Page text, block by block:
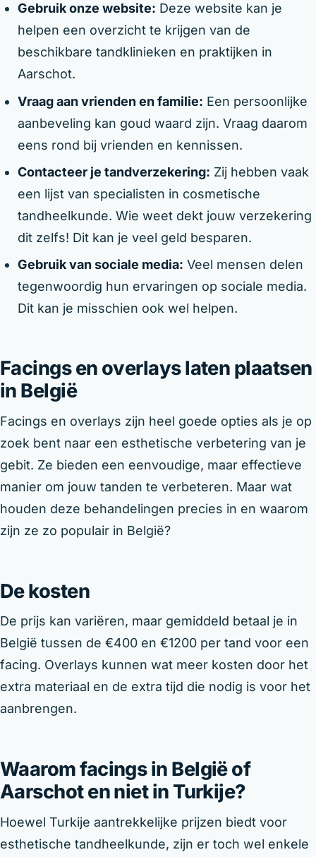
Gebruik onze website: Deze website kan je
helpen een overzicht te krijgen van de
beschikbare tandklinieken en praktijken in
Aarschot.
Vraag aan vrienden en familie: Een persoonlijke
aanbeveling kan goud waard zijn. Vraag daarom
eens rond bij vrienden en kennissen.
Contacteer je tandverzekering: Zij hebben vaak
een lijst van specialisten in cosmetische
tandheelkunde. Wie weet dekt jouw verzekering
dit zelfs! Dit kan je veel geld besparen.
Gebruik van sociale media: Veel mensen delen
tegenwoordig hun ervaringen op sociale media.
Dit kan je misschien ook wel helpen.
Facings en overlays laten plaatsen
in België
Facings en overlays zijn heel goede opties als je op
zoek bent naar een esthetische verbetering van je
gebit. Ze bieden een eenvoudige, maar effectieve
manier om jouw tanden te verbeteren. Maar wat
houden deze behandelingen precies in en waarom
zijn ze zo populair in België?
De kosten
De prijs kan variëren, maar gemiddeld betaal je in
België tussen de €400 en €1200 per tand voor een
facing. Overlays kunnen wat meer kosten door het
extra materiaal en de extra tijd die nodig is voor het
aanbrengen.
Waarom facings in België of
Aarschot en niet in Turkije?
Hoewel Turkije aantrekkelijke prijzen biedt voor
esthetische tandheelkunde, zijn er toch wel enkele